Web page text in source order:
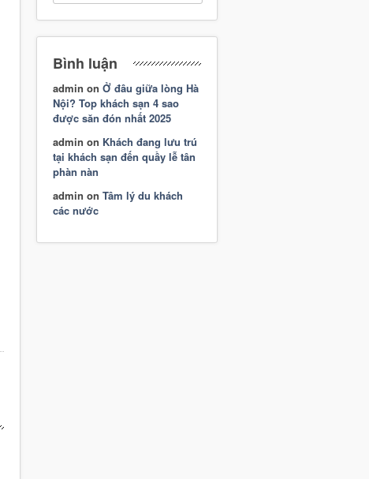
Bình luận
admin on Ở đâu giữa lòng Hà
Nội? Top khách sạn 4 sao
được săn đón nhất 2025
admin on Khách đang lưu trú
tại khách sạn đến quầy lễ tân
phàn nàn
admin on Tâm lý du khách
các nước